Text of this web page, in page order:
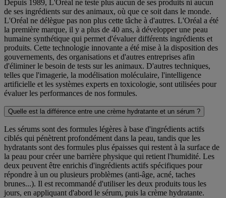
Depuis 1989, L'Oréal ne teste plus aucun de ses produits ni aucun
de ses ingrédients sur des animaux, où que ce soit dans le monde.
L'Oréal ne délègue pas non plus cette tâche à d'autres. L'Oréal a été
la première marque, il y a plus de 40 ans, à développer une peau
humaine synthétique qui permet d'évaluer différents ingrédients et
produits. Cette technologie innovante a été mise à la disposition des
gouvernements, des organisations et d'autres entreprises afin
d'éliminer le besoin de tests sur les animaux. D'autres techniques,
telles que l'imagerie, la modélisation moléculaire, l'intelligence
artificielle et les systèmes experts en toxicologie, sont utilisées pour
évaluer les performances de nos formules.
Quelle est la différence entre une crème hydratante et un sérum ?
Les sérums sont des formules légères à base d'ingrédients actifs
ciblés qui pénètrent profondément dans la peau, tandis que les
hydratants sont des formules plus épaisses qui restent à la surface de
la peau pour créer une barrière physique qui retient l'humidité. Les
deux peuvent être enrichis d'ingrédients actifs spécifiques pour
répondre à un ou plusieurs problèmes (anti-âge, acné, taches
brunes...). Il est recommandé d'utiliser les deux produits tous les
jours, en appliquant d'abord le sérum, puis la crème hydratante.